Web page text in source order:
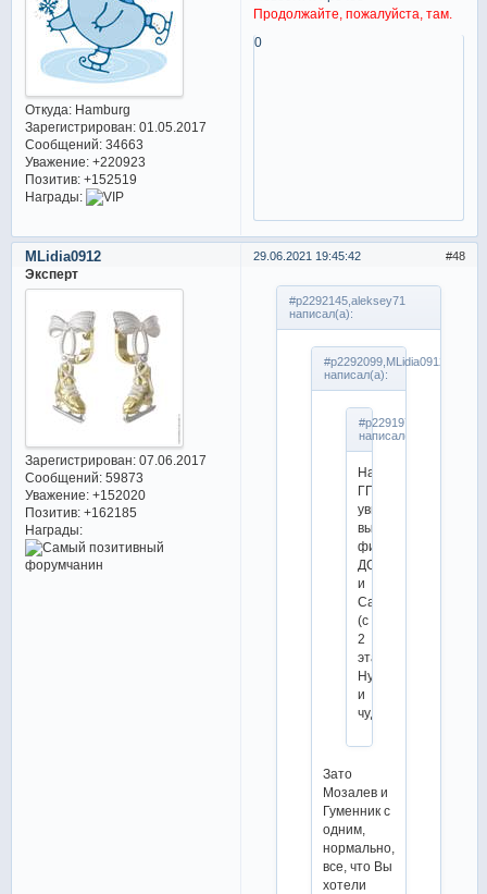
Откуда:Hamburg
Зарегистрирован: 01.05.2017
Сообщений:34663
Уважение: +220923
Позитив: +152519
Награды:
Продолжайте, пожалуйста, там.
0
48
29.06.2021 19:45:42
MLidia0912
Эксперт
Зарегистрирован: 07.06.2017
Сообщений:59873
Уважение: +152020
Позитив: +162185
Награды:
#p2292145,aleksey71
написал(а):
#p2292099,MLidia0912
написал(а):
#p2291979,aleksey71
написал(а):
На
ГП
увидим
выдающихся
фигуристов:
ДС
и
Самсонов
(с
2
этапами!).
Ну
и
чудеса
Зато
Мозалев и
Гуменник с
одним,
нормально,
все, что Вы
хотели